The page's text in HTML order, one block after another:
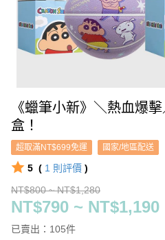
《蠟筆小新》＼熱血爆
盒！
超取滿NT$699免運 國家/地區配送
5 ( 1 則評價 )
NT$800 ~ NT$1,280
NT$790 ~ NT$1,190
已賣出：105件